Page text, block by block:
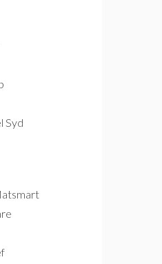
Syd